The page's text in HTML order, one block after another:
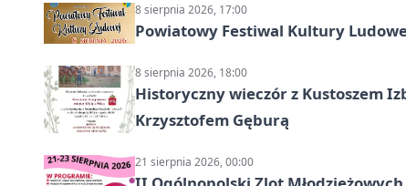
8 sierpnia 2026, 17:00
Powiatowy Festiwal Kultury
8 sierpnia 2026, 18:00
Historyczny wieczór z Kustoszem
Krzysztofem Gęburą
21 sierpnia 2026, 00:00